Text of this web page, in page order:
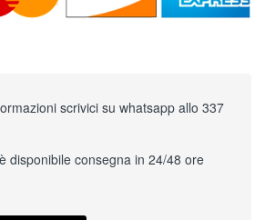
scrivici su whatsapp allo 337
disponibile consegna in 24/48 ore